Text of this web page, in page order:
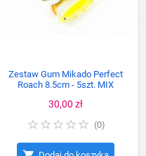
Zestaw Gum Mikado Perfect
Roach 8.5cm - 5szt. MIX
Cena
30,00 zł
(0)